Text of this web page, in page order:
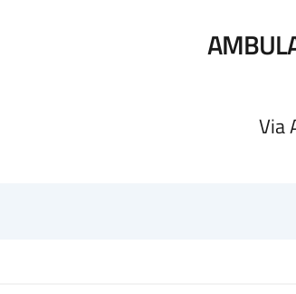
Via